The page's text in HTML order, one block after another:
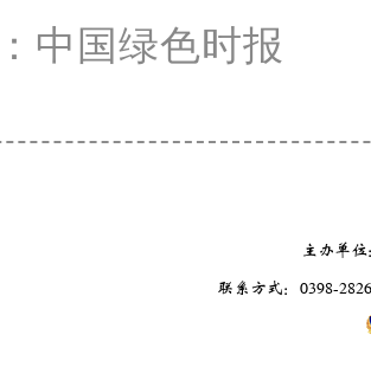
中国绿色时报
主办单
联系方式：0398-